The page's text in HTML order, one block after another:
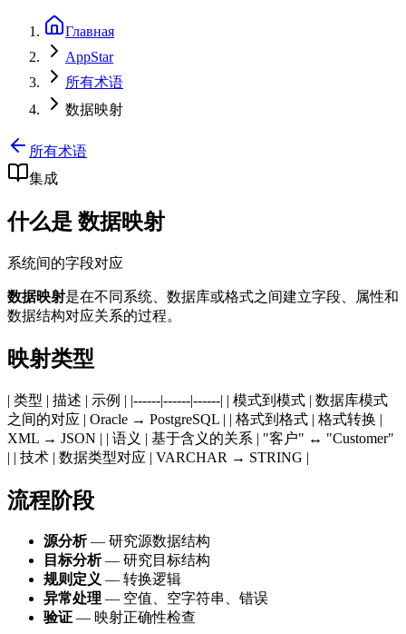
Главная
AppStar
所有术语
数据映射
所有术语
集成
什么是 数据映射
系统间的字段对应
数据映射是在不同系统、数据库或格式之间建立字段、属性和
数据结构对应关系的过程。
映射类型
| 类型 | 描述 | 示例 | |------|------|------| | 模式到模式 | 数据库模式
之间的对应 | Oracle → PostgreSQL | | 格式到格式 | 格式转换 |
XML → JSON | | 语义 | 基于含义的关系 | "客户" ↔ "Customer"
| | 技术 | 数据类型对应 | VARCHAR → STRING |
流程阶段
源分析— 研究源数据结构
目标分析— 研究目标结构
规则定义 — 转换逻辑
异常处理 — 空值、空字符串、错误
验证 — 映射正确性检查